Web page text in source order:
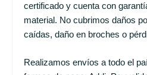
certificado y cuenta con
material. No cubrimos daños
caídas, daño en broches o
Realizamos envíos a todo el